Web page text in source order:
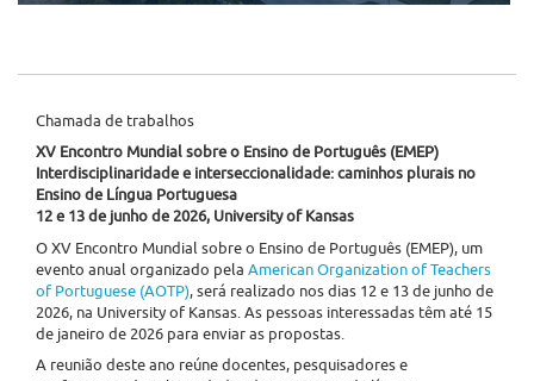
Chamada de trabalhos
XV Encontro Mundial sobre o Ensino de Português (EMEP)
Interdisciplinaridade e interseccionalidade: caminhos plurais no
Ensino de Língua Portuguesa
12 e 13 de junho de 2026, University of Kansas
O XV Encontro Mundial sobre o Ensino de Português (EMEP), um
evento anual organizado pela American Organization of Teachers
of Portuguese (AOTP), será realizado nos dias 12 e 13 de junho de
2026, na University of Kansas. As pessoas interessadas têm até 15
de janeiro de 2026 para enviar as propostas.
A reunião deste ano reúne docentes, pesquisadores e